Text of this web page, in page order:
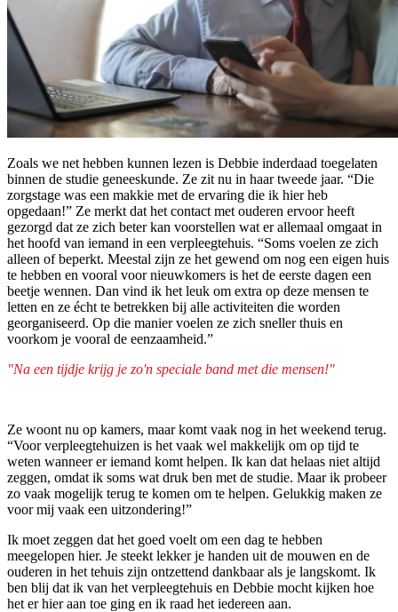
Zoals we net hebben kunnen lezen is Debbie inderdaad toegelaten
binnen de studie geneeskunde. Ze zit nu in haar tweede jaar. “Die
zorgstage was een makkie met de ervaring die ik hier heb
opgedaan!” Ze merkt dat het contact met ouderen ervoor heeft
gezorgd dat ze zich beter kan voorstellen wat er allemaal omgaat in
het hoofd van iemand in een verpleegtehuis. “Soms voelen ze zich
alleen of beperkt. Meestal zijn ze het gewend om nog een eigen huis
te hebben en vooral voor nieuwkomers is het de eerste dagen een
beetje wennen. Dan vind ik het leuk om extra op deze mensen te
letten en ze écht te betrekken bij alle activiteiten die worden
georganiseerd. Op die manier voelen ze zich sneller thuis en
voorkom je vooral de eenzaamheid.”
"Na een tijdje krijg je zo'n speciale band met die mensen!"
Ze woont nu op kamers, maar komt vaak nog in het weekend terug.
“Voor verpleegtehuizen is het vaak wel makkelijk om op tijd te
weten wanneer er iemand komt helpen. Ik kan dat helaas niet altijd
zeggen, omdat ik soms wat druk ben met de studie. Maar ik probeer
zo vaak mogelijk terug te komen om te helpen. Gelukkig maken ze
voor mij vaak een uitzondering!”
Ik moet zeggen dat het goed voelt om een dag te hebben
meegelopen hier. Je steekt lekker je handen uit de mouwen en de
ouderen in het tehuis zijn ontzettend dankbaar als je langskomt. Ik
ben blij dat ik van het verpleegtehuis en Debbie mocht kijken hoe
het er hier aan toe ging en ik raad het iedereen aan.